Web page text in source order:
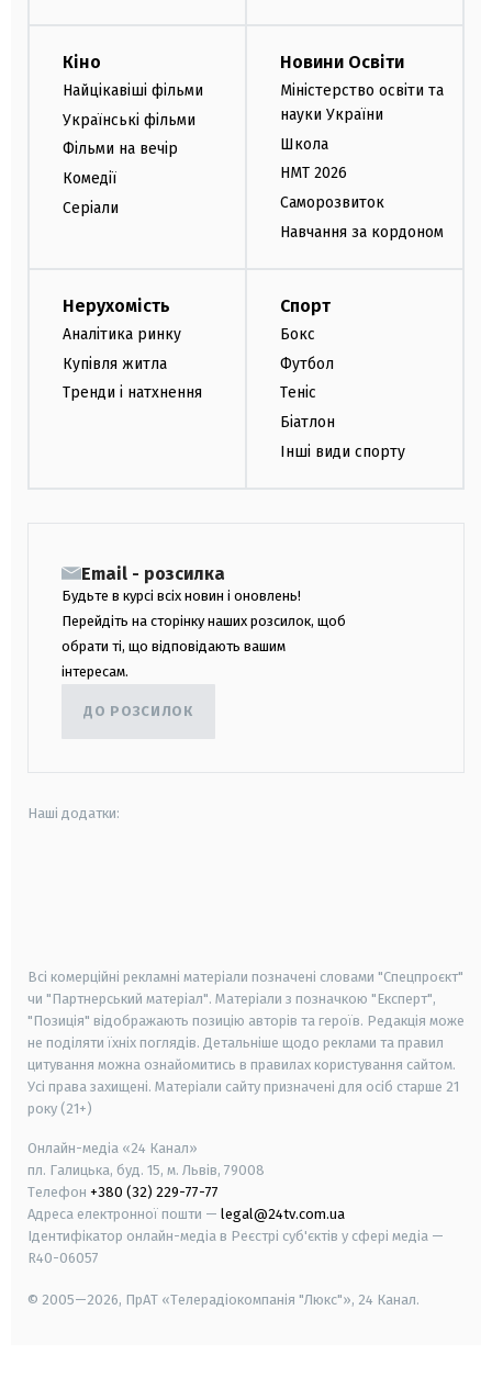
Кіно
Найцікавіші фільми
Українські фільми
Фільми на вечір
Комедії
Серіали
Новини Освіти
Міністерство освіти та
науки України
Школа
НМТ 2026
Саморозвиток
Навчання за кордоном
Нерухомість
Аналітика ринку
Купівля житла
Тренди і натхнення
Спорт
Бокс
Футбол
Теніс
Біатлон
Інші види спорту
Email - розсилка
Будьте в курсі всіх новин і оновлень!
Перейдіть на сторінку наших розсилок, щоб
обрати ті, що відповідають вашим
інтересам.
ДО РОЗСИЛОК
Наші додатки:
Всі комерційні рекламні матеріали позначені словами "Спецпроєкт"
чи "Партнерський матеріал". Матеріали з позначкою "Експерт",
"Позиція" відображають позицію авторів та героїв. Редакція може
не поділяти їхніх поглядів. Детальніше щодо реклами та правил
цитування можна ознайомитись в правилах користування сайтом.
Усі права захищені. Матеріали сайту призначені для осіб старше 21
року (21+)
Онлайн-медіа «24 Канал»
пл. Галицька, буд. 15, м. Львів, 79008
Телефон +380 (32) 229-77-77
Адреса електронної пошти — legal@24tv.com.ua
Ідентифікатор онлайн-медіа в Реєстрі суб'єктів у сфері медіа —
R40-06057
© 2005—2026, ПрАТ «Телерадіокомпанія "Люкс"», 24 Канал.